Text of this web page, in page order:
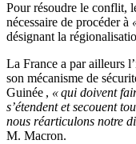
Pour résoudre le conflit,
nécessaire de procéder à
désignant la
La France a par ailleurs
son mécanisme de
Guinée , « qui doivent
s’étendent et secouent
nous réarticulons notre
M. Macron.